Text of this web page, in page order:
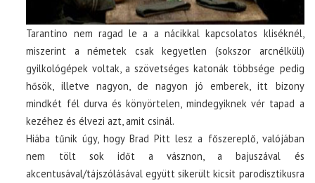
Tarantino nem ragad le a a nácikkal kapcsolatos kliséknél,
miszerint a németek csak kegyetlen (sokszor arcnélküli)
gyilkológépek voltak, a szövetséges katonák többsége pedig
hősök, illetve nagyon, de nagyon jó emberek, itt bizony
mindkét fél durva és könyörtelen, mindegyiknek vér tapad a
kezéhez és élvezi azt, amit csinál.
Hiába tűnik úgy, hogy Brad Pitt lesz a főszereplő, valójában
nem tölt sok időt a vásznon, a bajuszával és
akcentusával/tájszólásával együtt sikerült kicsit parodisztikusra